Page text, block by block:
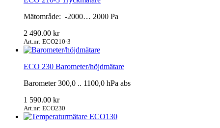
Mätområde: -2000… 2000 Pa
2 490.00 kr
Art.nr: ECO210-3
ECO 230 Barometer/höjdmätare
Barometer 300,0 .. 1100,0 hPa abs
1 590.00 kr
Art.nr: ECO230